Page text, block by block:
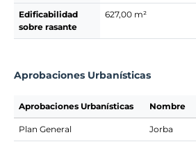
Edificabilidad
sobre rasante
627,00 m²
Aprobaciones Urbanísticas
Aprobaciones Urbanísticas Nombre
Plan General Jorba